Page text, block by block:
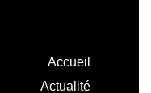
Accueil
Actualité